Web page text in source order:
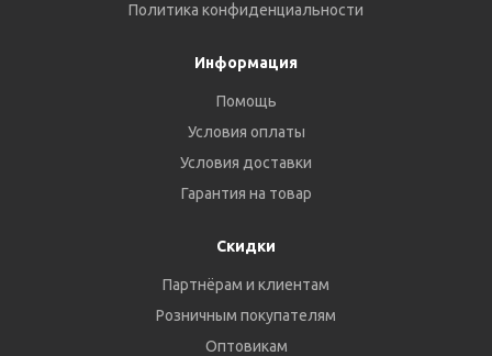
Политика конфиденциальности
Информация
Помощь
Условия оплаты
Условия доставки
Гарантия на товар
Скидки
Партнёрам и клиентам
Розничным покупателям
Оптовикам